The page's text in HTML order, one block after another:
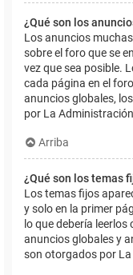
¿Qué son los
Los anuncios
sobre el foro que se
vez que sea posible.
cada página en el
anuncios globales,
por La
Arriba
¿Qué son los temas
Los temas fijos
y solo en la primer
lo que debería
anuncios globales y
son otorgados por